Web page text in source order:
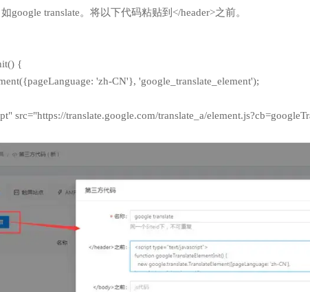
google translate。将以下代码粘贴到</header>之前。
{
'zh-CN'}, 'google_translate_element');
src="https://translate.google.com/translate_a/